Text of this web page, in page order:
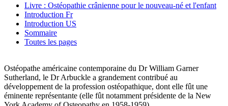
Livre : Ostéopathie crânienne pour le nouveau-né et l'enfant
Introduction Fr
Introduction US
Sommaire
Toutes les pages
Ostéopathe américaine contemporaine du Dr William Garner
Sutherland, le Dr Arbuckle a grandement contribué au
développement de la profession ostéopathique, dont elle fût une
éminente représentante (elle fût notamment présidente de la New